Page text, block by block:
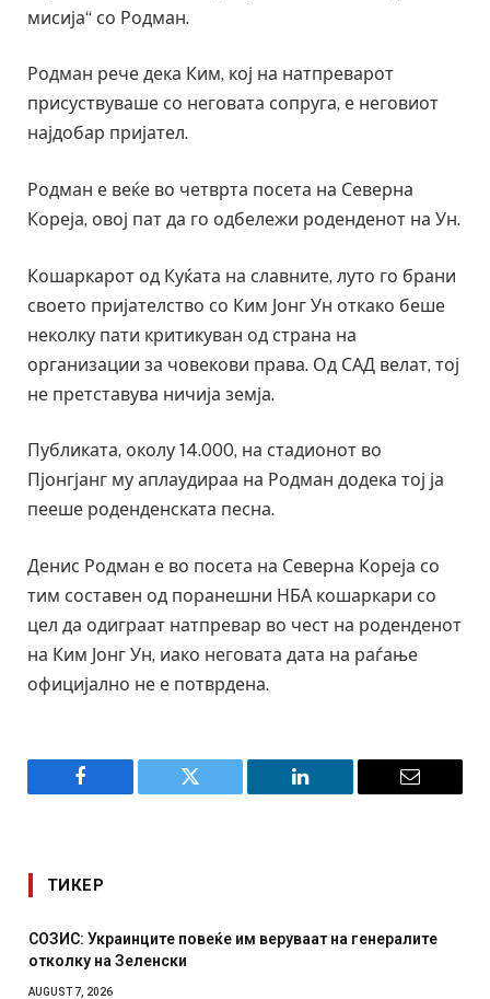
мисија“ со Родман.
Родман рече дека Ким, кој на натпреварот
присуствуваше со неговата сопруга, е неговиот
најдобар пријател.
Родман е веќе во четврта посета на Северна
Кореја, овој пат да го одбележи роденденот на Ун.
Кошаркарот од Куќата на славните, луто го брани
своето пријателство со Ким Јонг Ун откако беше
неколку пати критикуван од страна на
организации за човекови права. Од САД велат, тој
не претставува ничија земја.
Публиката, околу 14.000, на стадионот во
Пјонгјанг му аплаудираа на Родман додека тој ја
пееше роденденската песна.
Денис Родман е во посета на Северна Кореја со
тим составен од поранешни НБА кошаркари со
цел да одиграат натпревар во чест на роденденот
на Ким Јонг Ун, иако неговата дата на раѓање
официјално не е потврдена.
Facebook Twitter LinkedIn Email
ТИКЕР
СОЗИС: Украинците повеќе им веруваат на генералите
отколку на Зеленски
AUGUST 7, 2026